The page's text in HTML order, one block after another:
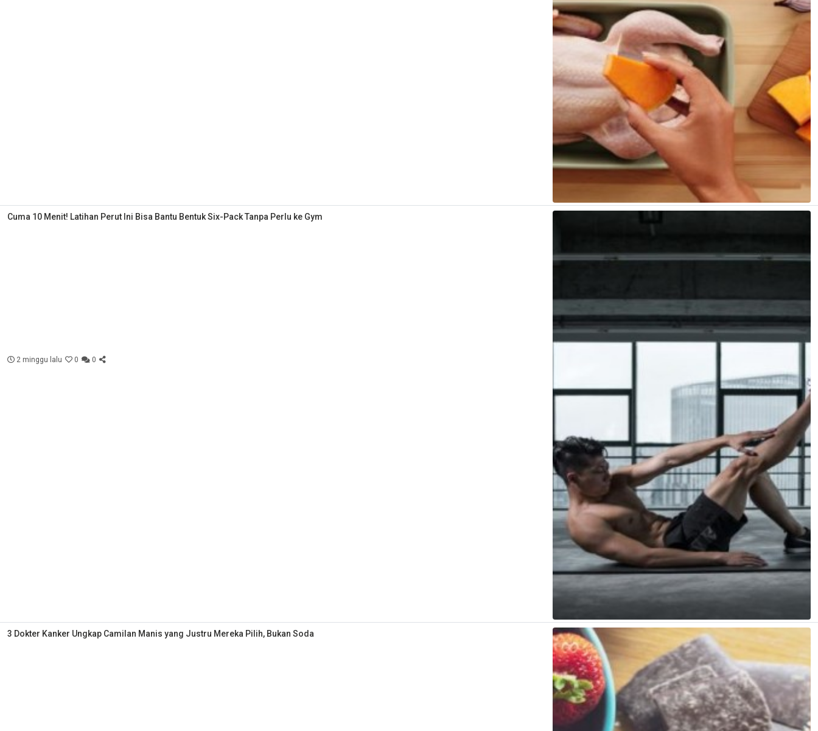
Cuma 10 Menit! Latihan Perut Ini Bisa Bantu Bentuk Six-Pack Tanpa Perlu ke Gym
2 minggu lalu 0 0
3 Dokter Kanker Ungkap Camilan Manis yang Justru Mereka Pilih, Bukan Soda